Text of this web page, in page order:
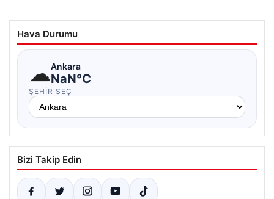
Hava Durumu
☁Ankara
NaN°C
ŞEHIR SEÇ
Bizi Takip Edin